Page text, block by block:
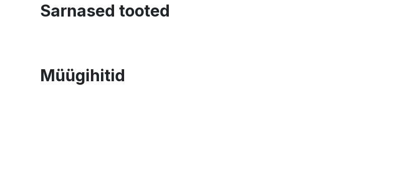
Sarnased tooted
Müügihitid